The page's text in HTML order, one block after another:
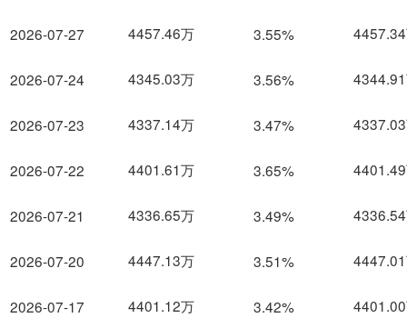
2026-07-27
2026-07-24
2026-07-23
2026-07-22
2026-07-21
2026-07-20
2026-07-17
4457.46万 3.55%
4345.03万 3.56%
4337.14万 3.47%
4401.61万 3.65%
4336.65万 3.49%
4447.13万 3.51%
4401.12万 3.42%